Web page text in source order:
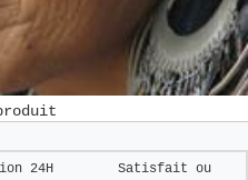
24H
Satisfait ou